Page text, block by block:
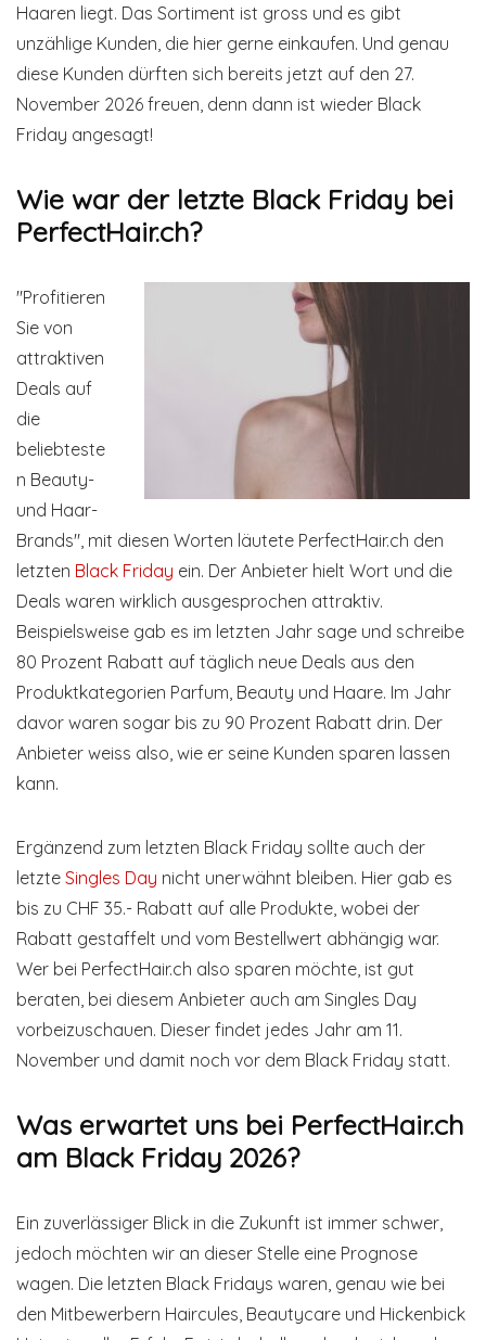
Haaren liegt. Das Sortiment ist gross und es gibt
unzählige Kunden, die hier gerne einkaufen. Und genau
diese Kunden dürften sich bereits jetzt auf den 27.
November 2026 freuen, denn dann ist wieder Black
Friday angesagt!
Wie war der letzte Black Friday bei
PerfectHair.ch?
"Profitieren
Sie von
attraktiven
Deals auf
die
beliebteste
n Beauty-
und Haar-
Brands", mit diesen Worten läutete PerfectHair.ch den
letzten Black Friday ein. Der Anbieter hielt Wort und die
Deals waren wirklich ausgesprochen attraktiv.
Beispielsweise gab es im letzten Jahr sage und schreibe
80 Prozent Rabatt auf täglich neue Deals aus den
Produktkategorien Parfum, Beauty und Haare. Im Jahr
davor waren sogar bis zu 90 Prozent Rabatt drin. Der
Anbieter weiss also, wie er seine Kunden sparen lassen
kann.
Ergänzend zum letzten Black Friday sollte auch der
letzte Singles Day nicht unerwähnt bleiben. Hier gab es
bis zu CHF 35.- Rabatt auf alle Produkte, wobei der
Rabatt gestaffelt und vom Bestellwert abhängig war.
Wer bei PerfectHair.ch also sparen möchte, ist gut
beraten, bei diesem Anbieter auch am Singles Day
vorbeizuschauen. Dieser findet jedes Jahr am 11.
November und damit noch vor dem Black Friday statt.
Was erwartet uns bei PerfectHair.ch
am Black Friday 2026?
Ein zuverlässiger Blick in die Zukunft ist immer schwer,
jedoch möchten wir an dieser Stelle eine Prognose
wagen. Die letzten Black Fridays waren, genau wie bei
den Mitbewerbern Haircules, Beautycare und Hickenbick